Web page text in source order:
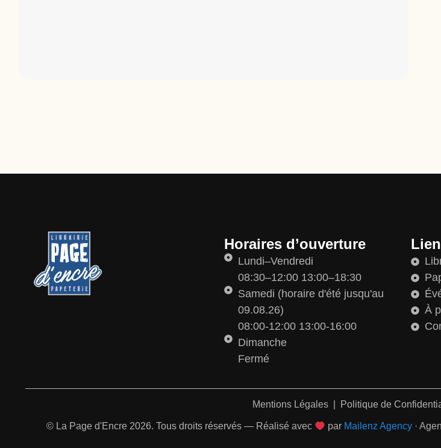
Horaires d’ouverture
Lundi–Vendredi
08:30–12:00 13:00–18:30
Samedi (horaire d'été jusqu'au
09.08.26)
08:00-12:00 13:00-16:00
Dimanche
Fermé
À
Mentions Légales Politique de
© La Page d'Encre 2026. Tous droits réservés — Réalisé avec par Mailenz Agency ·